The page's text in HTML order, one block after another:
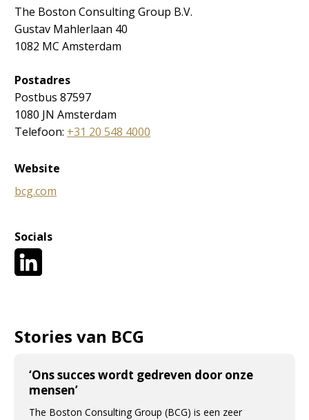
The Boston Consulting Group B.V.
Gustav Mahlerlaan 40
1082 MC Amsterdam
Postadres
Postbus 87597
1080 JN Amsterdam
Telefoon: +31 20 548 4000
Website
bcg.com
Socials
Stories van BCG
‘Ons succes wordt gedreven door onze
mensen’
The Boston Consulting Group (BCG) is een zeer